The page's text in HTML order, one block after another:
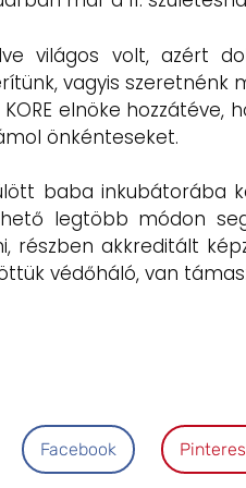
világos volt, azért
vagyis szeretnénk
elnöke hozzátéve,
önkénteseket.
baba inkubátorába
legtöbb módon
részben akkreditált
védőháló, van
Facebook